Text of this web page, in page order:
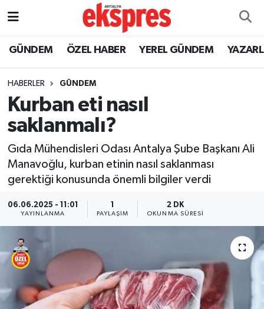
GÜNDEM ÖZEL HABER YEREL GÜNDEM
HABERLER GÜNDEM
Kurban eti nasıl
saklanmalı?
Gıda Mühendisleri Odası Antalya Şube Başkanı Ali
Manavoğlu, kurban etinin nasıl saklanması
gerektiği konusunda önemli bilgiler verdi
06.06.2025 - 11:01
YAYINLANMA
1
PAYLAŞIM
2 DK
OKUNMA SÜRESI
ÖZEL HABER
YEREL GÜNDEM
EKONOMİ
KÜLTÜR - SANAT
SİYASET
SAĞLIK
DÜNYA
Nöbetçi Eczaneler
Trafik Durumu
Süper Lig Puan Durumu ve Fikstür
Tüm Manşetler
Haber Arşivi